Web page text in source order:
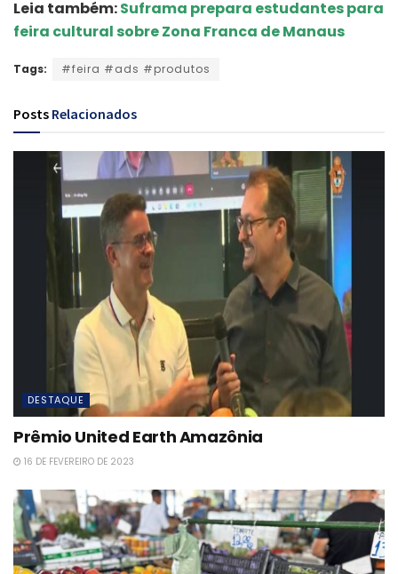
Leia também:Suframa prepara estudantes para
feira cultural sobre Zona Franca de Manaus
Tags: #feira #ads #produtos
Posts Relacionados
DESTAQUE
Prêmio United Earth Amazônia
16 DE FEVEREIRO DE 2023